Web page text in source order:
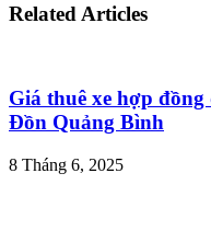
Related Articles
Giá thuê xe hợp
Đồn Quảng Bình
8 Tháng 6, 2025